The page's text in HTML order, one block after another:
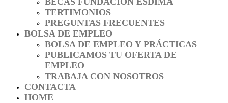
TERTIMONIOS
PREGUNTAS FRECUENTES
BOLSA DE EMPLEO
BOLSA DE EMPLEO Y PRÁCTICAS
PUBLICAMOS TU OFERTA DE
EMPLEO
TRABAJA CON NOSOTROS
CONTACTA
HOME